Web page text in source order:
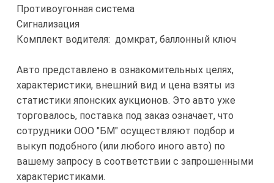
Противоугонная система
Сигнализация
Комплект водителя: домкрат, баллонный ключ
Авто представлено в ознакомительных целях,
характеристики, внешний вид и цена взяты из
статистики японских аукционов. Это авто уже
торговалось, поставка под заказ означает, что
сотрудники ООО "БМ" осуществляют подбор и
выкуп подобного (или любого иного авто) по
вашему запросу в соответствии с запрошенными
характеристиками.